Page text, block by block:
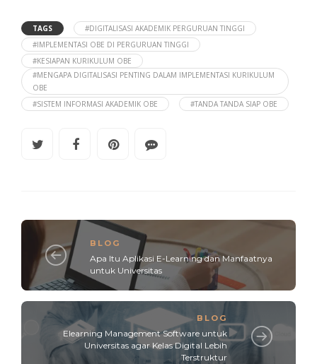
TAGS
#DIGITALISASI AKADEMIK PERGURUAN TINGGI
#IMPLEMENTASI OBE DI PERGURUAN TINGGI
#KESIAPAN KURIKULUM OBE
#MENGAPA DIGITALISASI PENTING DALAM IMPLEMENTASI KURIKULUM
OBE
#SISTEM INFORMASI AKADEMIK OBE
#TANDA TANDA SIAP OBE
BLOG
Apa Itu Aplikasi E-Learning dan Manfaatnya
untuk Universitas
BLOG
Elearning Management Software untuk
Universitas agar Kelas Digital Lebih
Terstruktur